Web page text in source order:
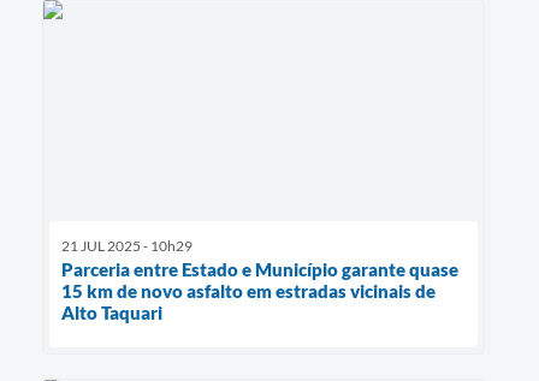
21 JUL 2025 - 10h29
Parceria entre Estado e Município garante quase
15 km de novo asfalto em estradas vicinais de
Alto Taquari